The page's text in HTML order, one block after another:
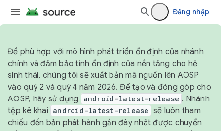
Đăng nhập
Để phù hợp với mô hình phát triển ổn định của nhánh
chính và đảm bảo tính ổn định của nền tảng cho hệ
sinh thái, chúng tôi sẽ xuất bản mã nguồn lên AOSP
vào quý 2 và quý 4 năm 2026. Để tạo và đóng góp cho
AOSP, hãy sử dụng
android-latest-release . Nhánh
tệp kê khai android-latest-release sẽ luôn tham
chiếu đến bản phát hành gần đây nhất được chuyển